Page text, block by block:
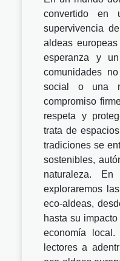
convertido en
supervivencia
aldeas
esperanza y
comunidades
social o una
compromiso
respeta y
trata de
tradiciones se
sostenibles,
naturaleza.
exploraremos
eco-aldeas,
hasta su
economía
lectores a